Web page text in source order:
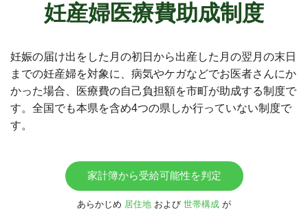
妊産婦医療費助成制度
妊娠の届け出をした月の初日から出産した月の翌月の末日
までの妊産婦を対象に、病気やケガなどでお医者さんにか
かった場合、医療費の自己負担額を市町が助成する制度で
す。全国でも本県を含め4つの県しか行っていない制度で
す。
家計簿から受給可能性を判定
あらかじめ 居住地 および 世帯構成 が